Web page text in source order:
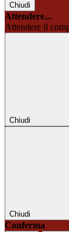
Chiudi
Attendere...
Attendere il
Chiudi
Chiudi
Conferma